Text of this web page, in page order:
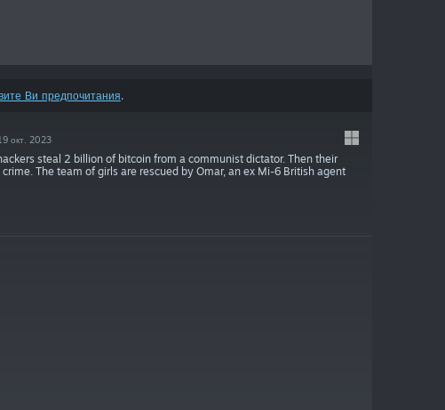
Ви предпочитания.
окт. 2023
steal 2 billion of bitcoin from a communist dictator. Then their
The team of girls are rescued by Omar, an ex Mi-6 British agent